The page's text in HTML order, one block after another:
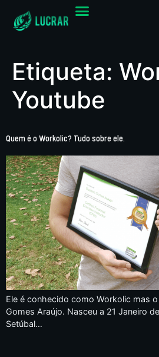
Etiqueta:
Youtube
Quem é o Workolic? Tudo sobre ele.
Ele é conhecido como Workolic mas
Gomes Araújo. Nasceu a 21 Janeiro
Setúbal…